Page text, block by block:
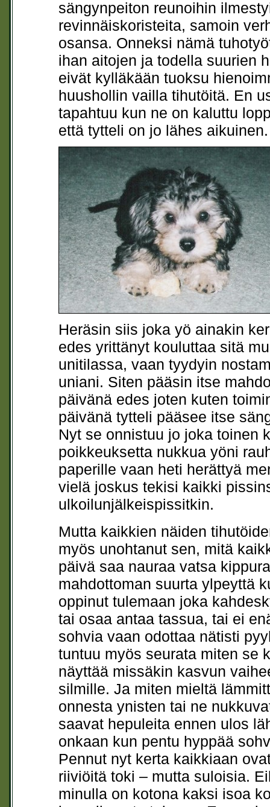
sängynpeiton reunoihin
revinnäiskoristeita, samoin
osansa. Onneksi nämä
ihan aitojen ja todella suurien
eivät kylläkään tuoksu
huushollin vailla tihutöitä. En
tapahtuu kun ne on kaluttu
että tytteli on jo lähes aikuinen.
Heräsin siis joka yö ainakin
edes yrittänyt kouluttaa sitä
unitilassa, vaan tyydyin
uniani. Siten pääsin itse
päivänä edes joten kuten
päivänä tytteli pääsee itse
Nyt se onnistuu jo joka toinen
poikkeuksetta nukkua yöni
paperille vaan heti herättyä
vielä joskus tekisi kaikki
ulkoilunjälkeispissitkin.
Mutta kaikkien näiden
myös unohtanut sen, mitä
päivä saa nauraa vatsa
mahdottoman suurta ylpeyttä
oppinut tulemaan joka
tai osaa antaa tassua, tai ei
sohvia vaan odottaa nätisti
tuntuu myös seurata miten se
näyttää missäkin kasvun
silmille. Ja miten mieltä
onnesta ynisten tai ne
saavat hepuleita ennen ulos
onkaan kun pentu hyppää
Pennut nyt kerta kaikkiaan
riiviöitä toki – mutta suloisia.
minulla on kotona kaksi isoa